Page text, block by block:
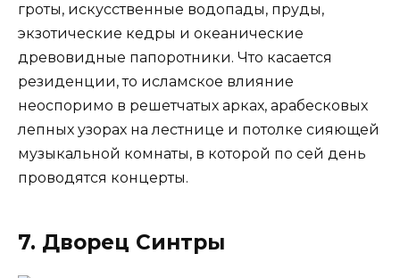
гроты, искусственные водопады, пруды,
экзотические кедры и океанические
древовидные папоротники. Что касается
резиденции, то исламское влияние
неоспоримо в решетчатых арках, арабесковых
лепных узорах на лестнице и потолке сияющей
музыкальной комнаты, в которой по сей день
проводятся концерты.
7. Дворец Синтры